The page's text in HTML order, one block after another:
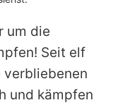
um die
Seit elf
verbliebenen
und kämpfen